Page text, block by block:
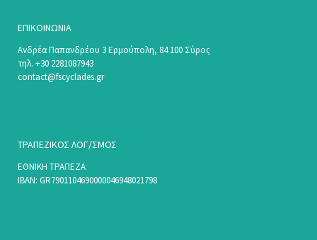
ΕΠΙΚΟΙΝΩΝΊΑ
Ανδρέα Παπανδρέου 3 Ερμούπολη, 84 100 Σύρος
τηλ. +30 2281087943
contact@fscyclades.gr
ΤΡΑΠΕΖΙΚΟΣ ΛΟΓ/ΣΜΟΣ
ΕΘΝΙΚΗ ΤΡΑΠΕΖΑ
ΙΒΑΝ: GR7901104690000046948021798